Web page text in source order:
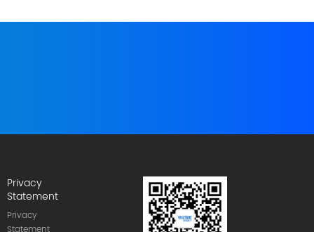
Privacy
Statement
Privacy
Statement